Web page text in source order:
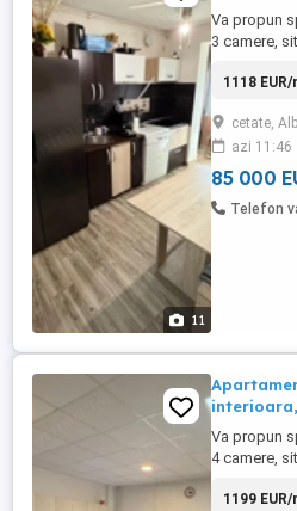
11
Va propun
3 camere,
bucatarie, 2
1118 EUR/
cetate,
azi 11:46
85 000
Telefon
Va propun
4 camere,
Imobilul
1199 EUR/